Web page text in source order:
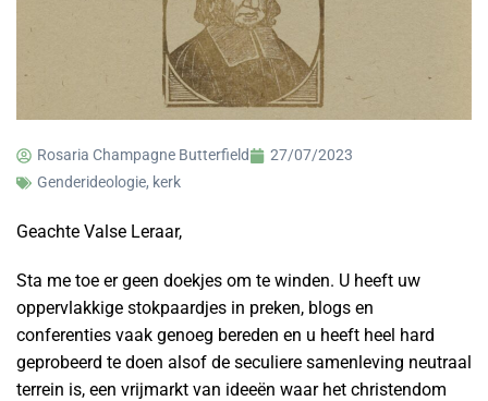
Rosaria Champagne Butterfield
27/07/2023
Genderideologie, kerk
Geachte Valse Leraar,
Sta me toe er geen doekjes om te winden. U heeft uw
oppervlakkige stokpaardjes in preken, blogs en
conferenties vaak genoeg bereden en u heeft heel hard
geprobeerd te doen alsof de seculiere samenleving neutraal
terrein is, een vrijmarkt van ideeën waar het christendom